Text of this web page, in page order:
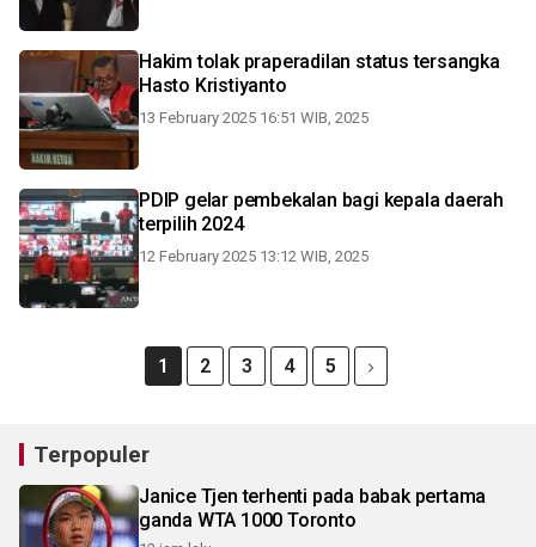
Hakim tolak praperadilan status tersangka
Hasto Kristiyanto
13 February 2025 16:51 WIB, 2025
PDIP gelar pembekalan bagi kepala daerah
terpilih 2024
12 February 2025 13:12 WIB, 2025
1 2 3 4 5
Terpopuler
Janice Tjen terhenti pada babak pertama
ganda WTA 1000 Toronto